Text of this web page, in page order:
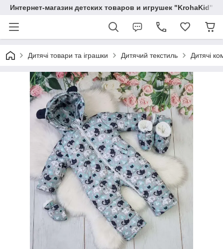
Интернет-магазин детских товаров и игрушек "KrohaKid"
Дитячі товари та іграшки Дитячий текстиль Дитячі